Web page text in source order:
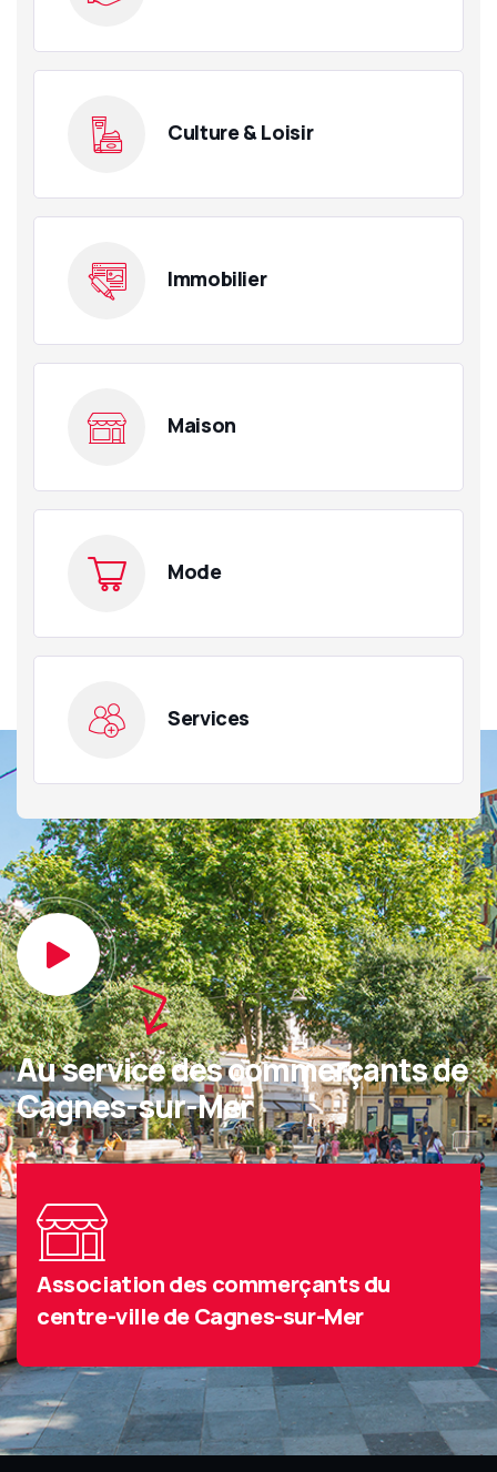
Culture & Loisir
Immobilier
Maison
Mode
Services
Au service des commerçants de
Cagnes-sur-Mer
Association des commerçants du
centre-ville de Cagnes-sur-Mer